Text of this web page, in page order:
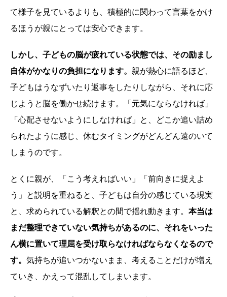
て様子を見ているよりも、積極的に関わって言葉をかけ
るほうが親にとっては安心できます。
しかし、子どもの脳が疲れている状態では、その励まし
自体がかなりの負担になります。 親が熱心に語るほど、
子どもはうなずいたり返事をしたりしながら、それに応
じようと脳を働かせ続けます。「元気にならなければ」
「心配させないようにしなければ」と、どこか追い詰め
られたように感じ、休むタイミングがどんどん遠のいて
しまうのです。
とくに親が、「こう考えればいい」「前向きに捉えよ
う」と説明を重ねると、子どもは自分の感じている現実
と、求められている解釈との間で揺れ動きます。 本当は
まだ整理できていない気持ちがあるのに、それをいった
ん横に置いて理屈を受け取らなければならなくなるので
す。 気持ちが追いつかないまま、考えることだけが増え
ていき、かえって混乱してしまいます。